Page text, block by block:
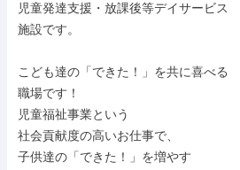
児童発達支援・放課後等デイサービス
施設です。
こども達の「できた！」を共に喜べる
職場です！
児童福祉事業という
社会貢献度の高いお仕事で、
子供達の「できた！」を増やす